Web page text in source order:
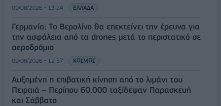
09/08/2026 - 13:24 ΕΛΛΑΔΑ
Γερμανία: Το Βερολίνο θα επεκτείνει την έρευνα για
την ασφάλεια από τα drones μετά το περιστατικό σε
αεροδρόμιο
09/08/2026 - 12:57 ΚΟΣΜΟΣ
Αυξημένη η επιβατική κίνηση από το λιμάνι του
Πειραιά – Περίπου 60.000 ταξίδεψαν Παρασκευή
και Σάββατο